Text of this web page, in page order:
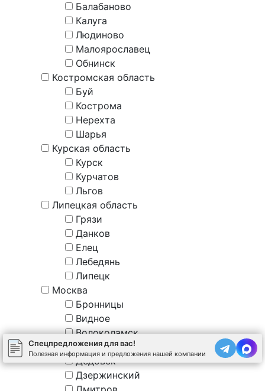
Балабаново
Калуга
Людиново
Малоярославец
Обнинск
Костромская область
Буй
Кострома
Нерехта
Шарья
Курская область
Курск
Курчатов
Льгов
Липецкая область
Грязи
Данков
Елец
Лебедянь
Липецк
Москва
Бронницы
Видное
Волоколамск
Воскресенск
Дедовск
Дзержинский
Спецпредложения для вас!
Полезная информация и предложения нашей компании